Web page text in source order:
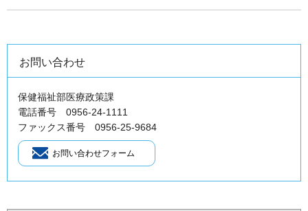
お問い合わせ
保健福祉部医療政策課
電話番号 0956-24-1111
ファックス番号 0956-25-9684